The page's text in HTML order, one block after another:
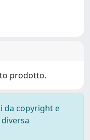
prodotto.
da copyright e